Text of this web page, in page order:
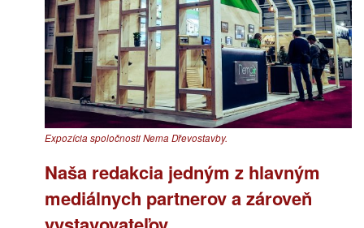
Expozícia spoločnosti Nema Dřevostavby.
Naša redakcia jedným z hlavným
mediálnych partnerov a zároveň